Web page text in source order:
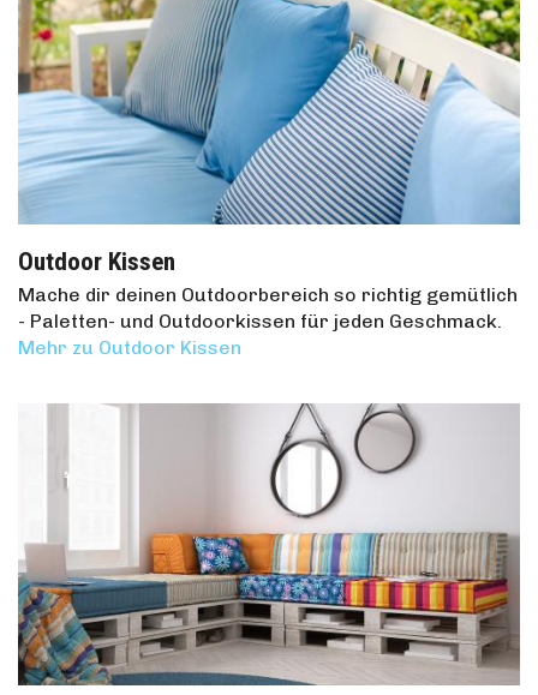
Outdoor Kissen
Mache dir deinen Outdoorbereich so richtig gemütlich
- Paletten- und Outdoorkissen für jeden Geschmack.
Mehr zu Outdoor Kissen